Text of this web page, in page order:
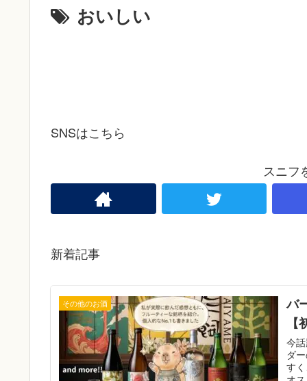
おいしい
SNSはこちら
スニフ
新着記事
その他のお酒
バ
今
ダ
す